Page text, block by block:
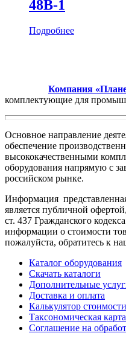
48B-1
Подробнее
Компания
комплектующие для
Основное направление
обеспечение
высококачественными
оборудования напрямую с
российском рынке.
Информация
является публичной
ст. 437 Гражданского
информации о стоимости
пожалуйста, обратитесь к
Каталог оборудования
Скачать каталоги
Дополнительные
Доставка и оплата
Калькулятор
Таксономическая
Соглашение на